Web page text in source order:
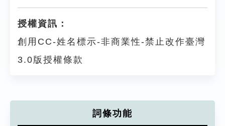
授權資訊：
創用CC-姓名標示-非商業性-禁止改作臺灣
3.0版授權條款
詞條功能